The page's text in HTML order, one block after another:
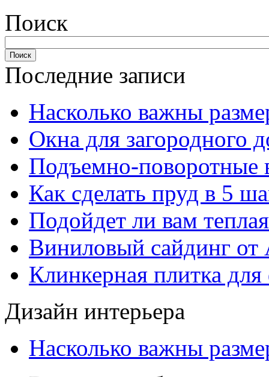
Поиск
Последние записи
Насколько важны
Окна для загородного
Подъемно-поворотные
Как сделать пруд в 5
Подойдет ли вам
Виниловый сайдинг
Клинкерная плитка
Дизайн интерьера
Насколько важны